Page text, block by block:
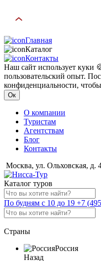
Главная
Каталог
Контакты
Наш сайт использует куки
пользовательский опыт.
конфиденциальности,
Ок
О компании
Туристам
Агентствам
Блог
Контакты
Москва, ул. Ольховская, д.
Каталог туров
По будням с 10 до 19 +7
Страны
Россия
Назад